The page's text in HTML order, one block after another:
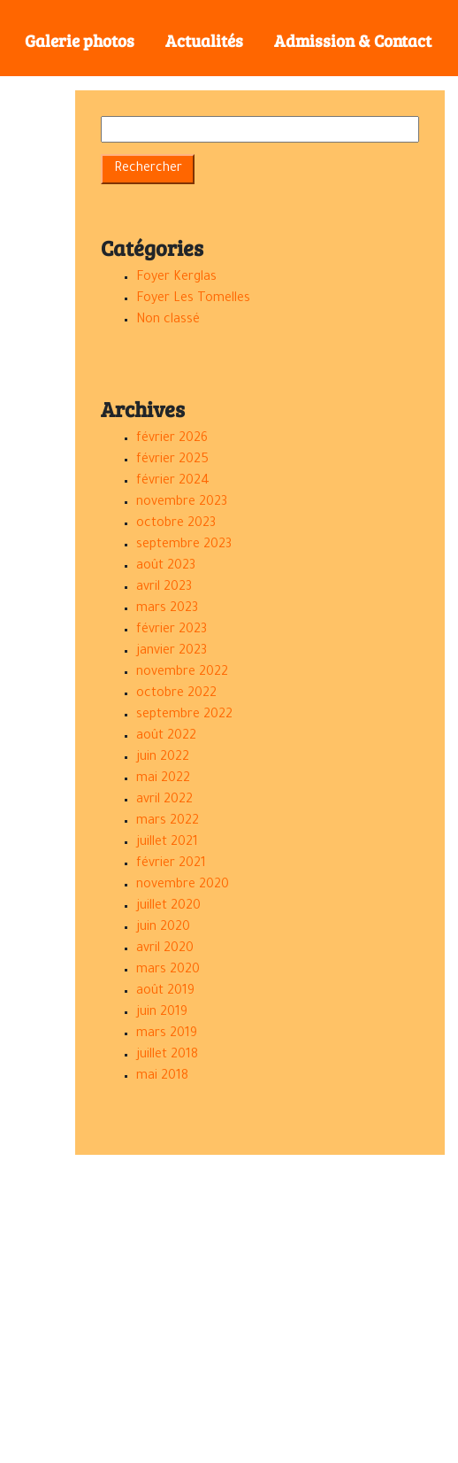
Galerie photos Actualités Admission & Contact
Catégories
Foyer Kerglas
Foyer Les Tomelles
Non classé
Archives
février 2026
février 2025
février 2024
novembre 2023
octobre 2023
septembre 2023
août 2023
avril 2023
mars 2023
février 2023
janvier 2023
novembre 2022
octobre 2022
septembre 2022
août 2022
juin 2022
mai 2022
avril 2022
mars 2022
juillet 2021
février 2021
novembre 2020
juillet 2020
juin 2020
avril 2020
mars 2020
août 2019
juin 2019
mars 2019
juillet 2018
mai 2018